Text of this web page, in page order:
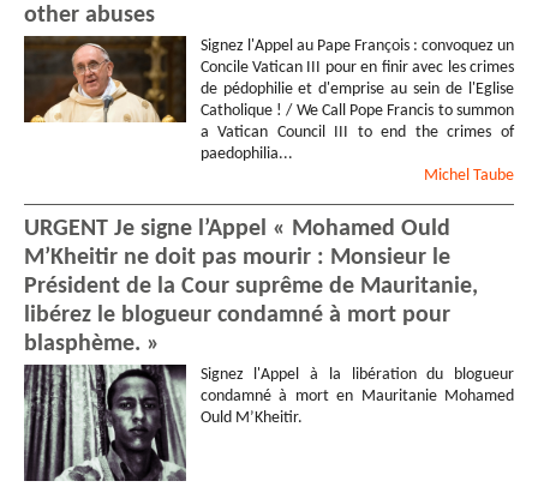
Josian SELAM
Patrick KUTENDAKANA-
Mr
Marie GRAZIANI
- Retraité
-Éducation Nationale-
Documentaliste
Gérard MERCANTE
Nathalie MARTINEZ
Laure
ROSSI
Guillemette FLAHAULT
Veronique LAMOUROUX-
Mme
Brigitte BASILIO
Valérie MIALY
Laurence SUSINI
other abuses
Signez l'Appel au Pape François : convoquez un
Concile Vatican III pour en finir avec les crimes
de pédophilie et d'emprise au sein de l'Eglise
Catholique ! / We Call Pope Francis to summon
a Vatican Council III to end the crimes of
paedophilia...
Michel Taube
URGENT Je signe l’Appel « Mohamed Ould
M’Kheitir ne doit pas mourir : Monsieur le
Président de la Cour suprême de Mauritanie,
libérez le blogueur condamné à mort pour
blasphème. »
Signez l'Appel à la libération du blogueur
condamné à mort en Mauritanie Mohamed
Ould M’Kheitir.